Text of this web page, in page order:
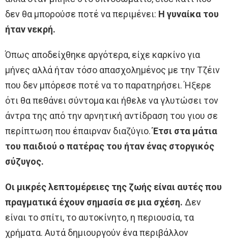
δεν θα μπορούσε ποτέ να περιμένει: Η γυναίκα του
ήταν νεκρή.
Όπως αποδείχθηκε αργότερα, είχε καρκίνο για
μήνες αλλά ήταν τόσο απασχολημένος με την Τζέιν
που δεν μπόρεσε ποτέ να το παρατηρήσει. Ήξερε
ότι θα πεθάνει σύντομα και ήθελε να γλυτώσει τον
άντρα της από την αρνητική αντίδραση του γιου σε
περίπτωση που έπαιρναν διαζύγιο.Έτσι στα μάτια
του παιδιού ο πατέρας του ήταν ένας στοργικός
σύζυγος.
Οι μικρές λεπτομέρειες της ζωής είναι αυτές που
πραγματικά έχουν σημασία σε μια σχέση. Δεν
είναι το σπίτι, το αυτοκίνητο, η περιουσία, τα
χρήματα. Αυτά δημιουργούν ένα περιβάλλον